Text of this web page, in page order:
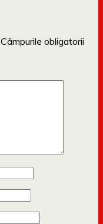
Câmpurile obligatorii